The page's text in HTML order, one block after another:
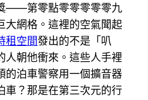
——第零點零零零零零九
大網格。這裡的空氣聞起
租空間發出的不是「叭
人朝他衝來。這些人手裡
的泊車警察用一個擴音器
車？那是在第三次元的行